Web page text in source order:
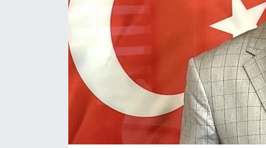
İhsangazi Haberleri
İnebolu Haberleri
Küre Haberleri
Merkez Haberleri
Pınarbaşı Haberleri